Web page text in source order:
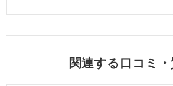
関連する口コミ・